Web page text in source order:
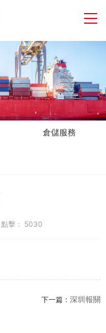
倉儲服務
點擊： 5030
下一篇：深圳報關